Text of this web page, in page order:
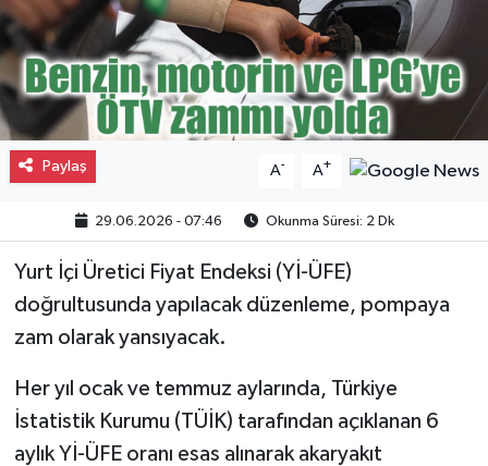
Paylaş A- A+
29.06.2026 - 07:46 Okunma Süresi: 2 Dk
Yurt İçi Üretici Fiyat Endeksi (Yİ-ÜFE)
doğrultusunda yapılacak düzenleme, pompaya
zam olarak yansıyacak.
Her yıl ocak ve temmuz aylarında, Türkiye
İstatistik Kurumu (TÜİK) tarafından açıklanan 6
aylık Yİ-ÜFE oranı esas alınarak akaryakıt